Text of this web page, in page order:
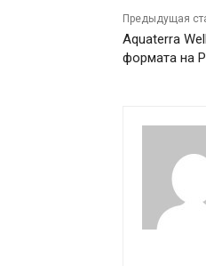
Предыдущая
Aquaterra
формата на